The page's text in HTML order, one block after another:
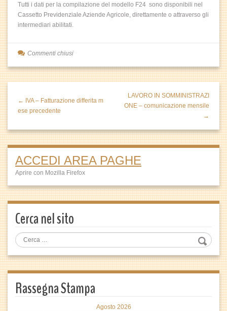
Tutti i dati per la compilazione del modello F24 sono disponibili nel
Cassetto Previdenziale Aziende Agricole, direttamente o attraverso gli
intermediari abilitati.
Commenti chiusi
← IVA – Fatturazione differita m
ese precedente
LAVORO IN SOMMINISTRAZI
ONE – comunicazione mensile
→
ACCEDI AREA PAGHE
Aprire con Mozilla Firefox
Cerca nel sito
Rassegna Stampa
Agosto 2026